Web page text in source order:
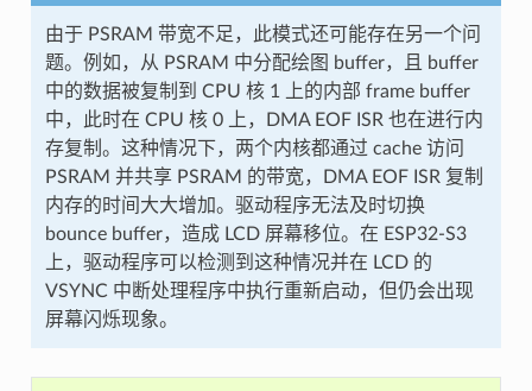
由于 PSRAM 带宽不足，此模式还可能存在另一个问
题。例如，从 PSRAM 中分配绘图 buffer，且 buffer
中的数据被复制到 CPU 核 1 上的内部 frame buffer
中，此时在 CPU 核 0 上，DMA EOF ISR 也在进行内
存复制。这种情况下，两个内核都通过 cache 访问
PSRAM 并共享 PSRAM 的带宽，DMA EOF ISR 复制
内存的时间大大增加。驱动程序无法及时切换
bounce buffer，造成 LCD 屏幕移位。在 ESP32-S3
上，驱动程序可以检测到这种情况并在 LCD 的
VSYNC 中断处理程序中执行重新启动，但仍会出现
屏幕闪烁现象。